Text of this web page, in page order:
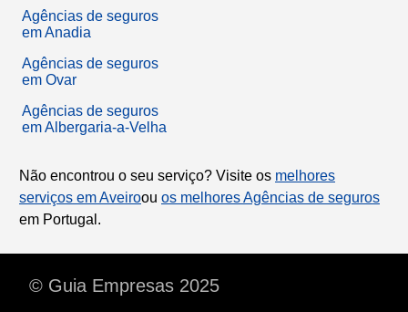
Agências de seguros
em Anadia
Agências de seguros
em Ovar
Agências de seguros
em Albergaria-a-Velha
Não encontrou o seu serviço? Visite os melhores
serviços em Aveiroou os melhores Agências de seguros
em Portugal.
© Guia Empresas 2025